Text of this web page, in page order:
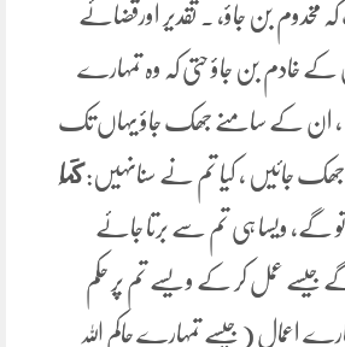
بن جاؤ، ۔ تقدیر اورقضائے
کے خادم بن جاؤ حتی کہ وہ تمہارے
، ان کے سامنے جھک جاؤ یہاں تک
جائیں ، کیا تم نے سنانہیں: ‌كَمَا
گے، ویسا ہی تم سے برتا جائے
جیسے عمل کر کے ویسے تم پر حکم
اعمال ( جیسے تمہارے حاکم اللہ